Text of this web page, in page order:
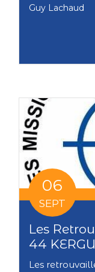
Guy Lachaud
06
SEPT
Les
44
Les